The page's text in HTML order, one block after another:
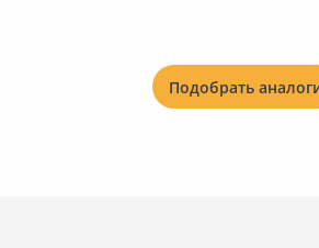
Подобрать